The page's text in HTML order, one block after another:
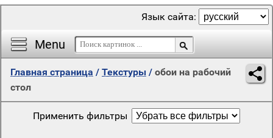
Menu
Язык сайта:
Главная страница / Текстуры / обои на рабочий
стол
Применить фильтры